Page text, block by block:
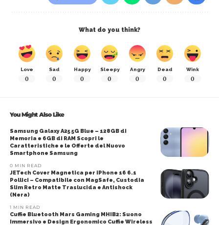
What do you think?
Love
0
Sad
0
Happy
0
Sleepy
0
Angry
0
Dead
0
Wink
0
You Might Also Like
Samsung Galaxy A25 5G Blue – 128GB di
Memoria e 6GB di RAM Scopri le
Caratteristiche e le Offerte del Nuovo
Smartphone Samsung
0 MIN READ
JETech Cover Magnetica per iPhone 16 6.1
Pollici – Compatibile con MagSafe, Custodia
Slim Retro Matte Traslucida e Antishock
(Nera)
1 MIN READ
Cuffie Bluetooth Mars Gaming MHIB2: Suono
Immersivo e Design Ergonomico Cuffie Wireless